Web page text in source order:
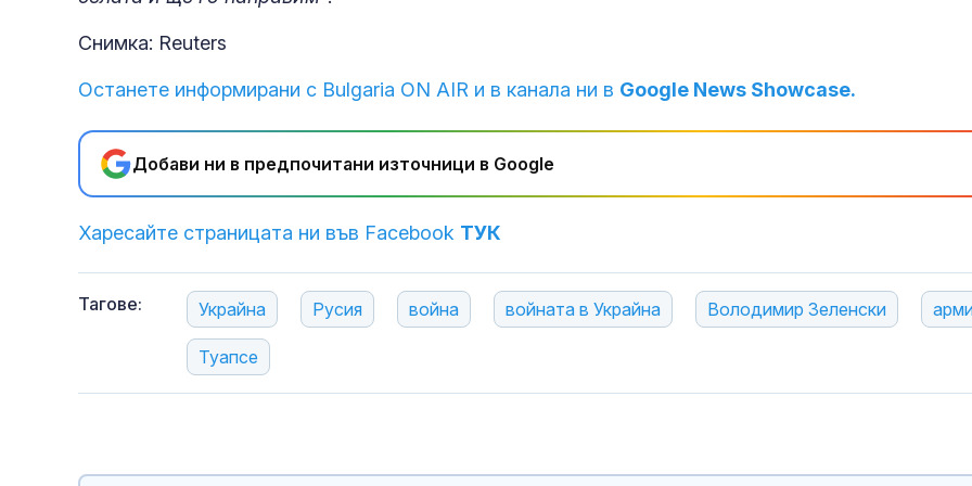
Снимка: Reuters
Останете информирани с Bulgaria ON AIR и в канала ни в Google News Showcase.
Добави ни в предпочитани източници в Google
Харесайте страницата ни във Facebook ТУК
Тагове: Украйна Русия война войната в Украйна Володимир Зеленски
Туапсе